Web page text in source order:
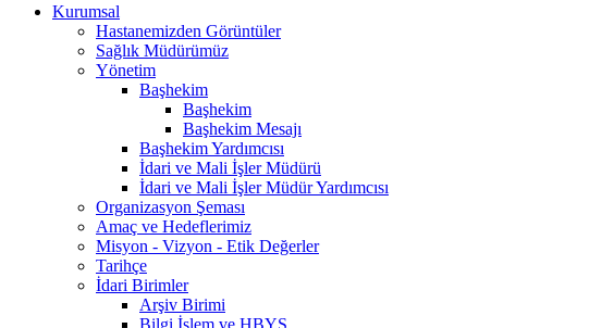
Kurumsal
Hastanemizden Görüntüler
Sağlık Müdürümüz
Yönetim
Başhekim
Başhekim
Başhekim Mesajı
Başhekim Yardımcısı
İdari ve Mali İşler Müdürü
İdari ve Mali İşler Müdür Yardımcısı
Organizasyon Şeması
Amaç ve Hedeflerimiz
Misyon - Vizyon - Etik Değerler
Tarihçe
İdari Birimler
Arşiv Birimi
Bilgi İşlem ve HBYS